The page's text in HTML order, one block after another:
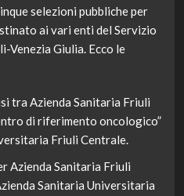
selezioni pubbliche per
ai vari enti del Servizio
Venezia Giulia. Ecco le
tra Azienda Sanitaria Friuli
di riferimento oncologico”
Friuli Centrale.
Azienda Sanitaria Friuli
Sanitaria Universitaria